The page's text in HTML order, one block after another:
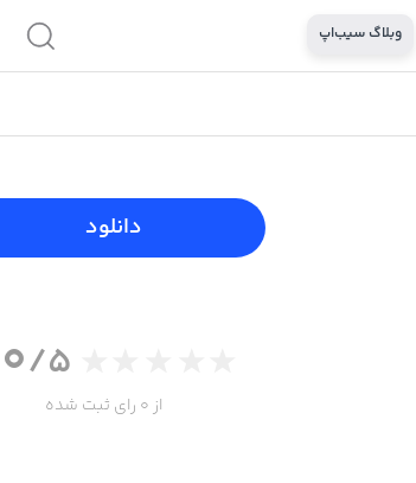
وبلاگ سیب‌اپ
دانلود
/5
از 0 رای ثبت شده